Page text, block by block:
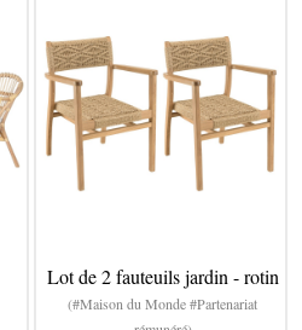
Lot de 2 fauteuils jardin - rotin
(#Maison du Monde #Partenariat